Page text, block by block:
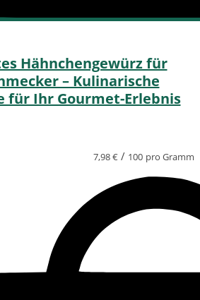
Hähnchengewürz für
– Kulinarische
für Ihr Gourmet-Erlebnis
7,98€ / 100 pro Gramm